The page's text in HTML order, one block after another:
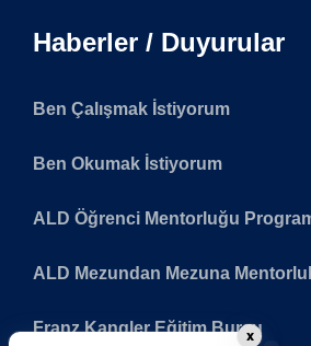
Haberler / Duyurular
Ben Çalışmak İstiyorum
Ben Okumak İstiyorum
ALD Öğrenci Mentorluğu
ALD Mezundan Mezuna
Franz Kangler Eğitim Bursu
x